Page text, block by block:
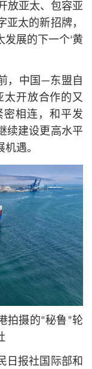
放亚太、包容亚
太的新招牌，
展的下一个‘黄
，中国—东盟自
太开放合作的又
相连，和平发
续建设更高水平
遇。
拍摄的“秘鲁”轮
日报社国际部和